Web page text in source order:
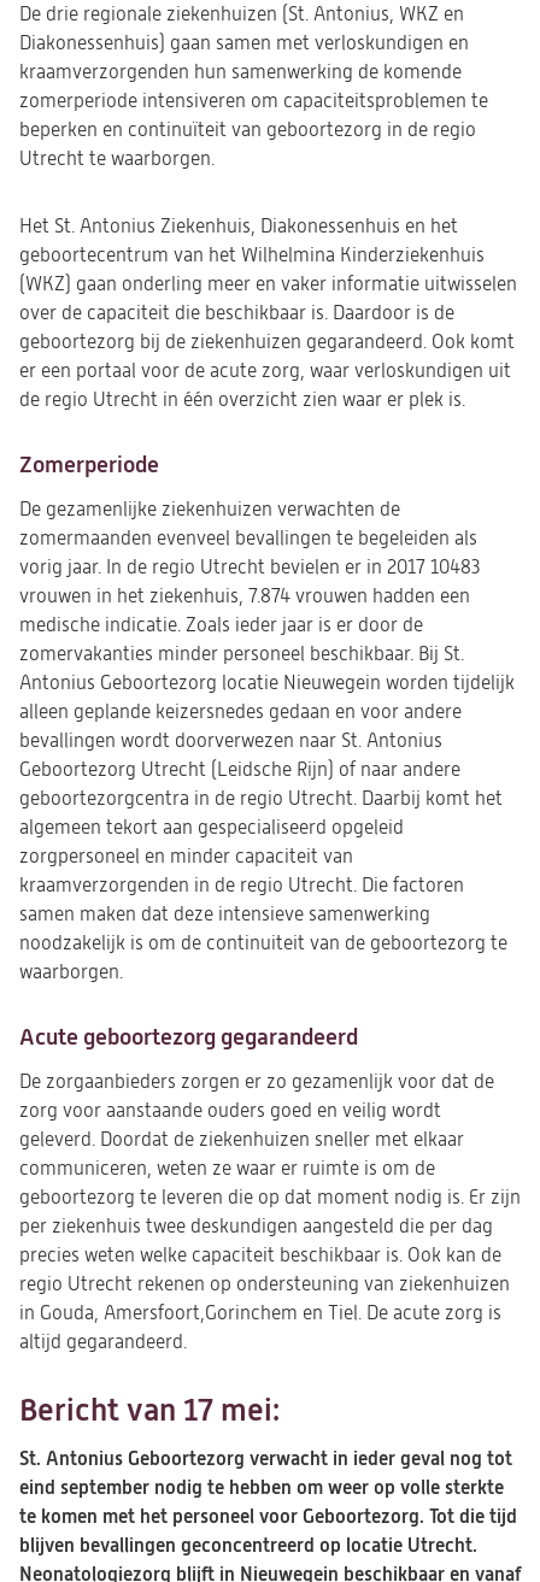
De drie regionale ziekenhuizen (St. Antonius, WKZ en
Diakonessenhuis) gaan samen met verloskundigen en
kraamverzorgenden hun samenwerking de komende
zomerperiode intensiveren om capaciteitsproblemen te
beperken en continuïteit van geboortezorg in de regio
Utrecht te waarborgen.
Het St. Antonius Ziekenhuis, Diakonessenhuis en het
geboortecentrum van het Wilhelmina Kinderziekenhuis
(WKZ) gaan onderling meer en vaker informatie uitwisselen
over de capaciteit die beschikbaar is. Daardoor is de
geboortezorg bij de ziekenhuizen gegarandeerd. Ook komt
er een portaal voor de acute zorg, waar verloskundigen uit
de regio Utrecht in één overzicht zien waar er plek is.
Zomerperiode
De gezamenlijke ziekenhuizen verwachten de
zomermaanden evenveel bevallingen te begeleiden als
vorig jaar. In de regio Utrecht bevielen er in 2017 10483
vrouwen in het ziekenhuis, 7.874 vrouwen hadden een
medische indicatie. Zoals ieder jaar is er door de
zomervakanties minder personeel beschikbaar. Bij St.
Antonius Geboortezorg locatie Nieuwegein worden tijdelijk
alleen geplande keizersnedes gedaan en voor andere
bevallingen wordt doorverwezen naar St. Antonius
Geboortezorg Utrecht (Leidsche Rijn) of naar andere
geboortezorgcentra in de regio Utrecht. Daarbij komt het
algemeen tekort aan gespecialiseerd opgeleid
zorgpersoneel en minder capaciteit van
kraamverzorgenden in de regio Utrecht. Die factoren
samen maken dat deze intensieve samenwerking
noodzakelijk is om de continuiteit van de geboortezorg te
waarborgen.
Acute geboortezorg gegarandeerd
De zorgaanbieders zorgen er zo gezamenlijk voor dat de
zorg voor aanstaande ouders goed en veilig wordt
geleverd. Doordat de ziekenhuizen sneller met elkaar
communiceren, weten ze waar er ruimte is om de
geboortezorg te leveren die op dat moment nodig is. Er zijn
per ziekenhuis twee deskundigen aangesteld die per dag
precies weten welke capaciteit beschikbaar is. Ook kan de
regio Utrecht rekenen op ondersteuning van ziekenhuizen
in Gouda, Amersfoort,Gorinchem en Tiel. De acute zorg is
altijd gegarandeerd.
Bericht van 17 mei:
St. Antonius Geboortezorg verwacht in ieder geval nog tot
eind september nodig te hebben om weer op volle sterkte
te komen met het personeel voor Geboortezorg. Tot die tijd
blijven bevallingen geconcentreerd op locatie Utrecht.
Neonatologiezorg blijft in Nieuwegein beschikbaar en vanaf